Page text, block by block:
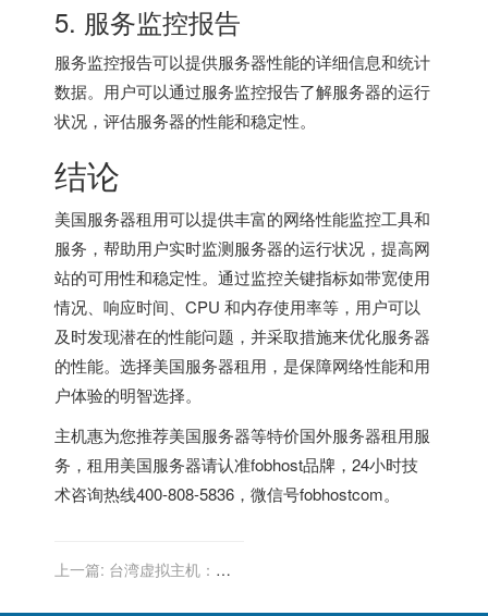
5. 服务监控报告
服务监控报告可以提供服务器性能的详细信息和统计
数据。用户可以通过服务监控报告了解服务器的运行
状况，评估服务器的性能和稳定性。
结论
美国服务器租用可以提供丰富的网络性能监控工具和
服务，帮助用户实时监测服务器的运行状况，提高网
站的可用性和稳定性。通过监控关键指标如带宽使用
情况、响应时间、CPU 和内存使用率等，用户可以
及时发现潜在的性能问题，并采取措施来优化服务器
的性能。选择美国服务器租用，是保障网络性能和用
户体验的明智选择。
主机惠为您推荐美国服务器等特价国外服务器租用服
务，租用美国服务器请认准fobhost品牌，24小时技
术咨询热线400-808-5836，微信号fobhostcom。
上一篇: 台湾虚拟主机：外